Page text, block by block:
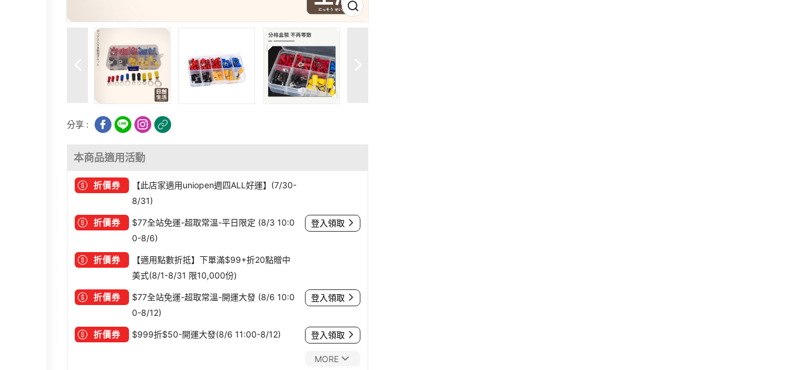
分享 :
本商品適用活動
折價券
【此店家適用uniopen週四ALL好運】(7/30-
8/31)
折價券
$77全站免運-超取常溫-平日限定 (8/3 10:0
0-8/6)
登入領取
折價券
【適用點數折抵】下單滿$99+折20點贈中
美式(8/1-8/31 限10,000份)
折價券
$77全站免運-超取常溫-開運大發 (8/6 10:0
0-8/12)
登入領取
折價券 $999折$50-開運大發(8/6 11:00-8/12) 登入領取
MORE